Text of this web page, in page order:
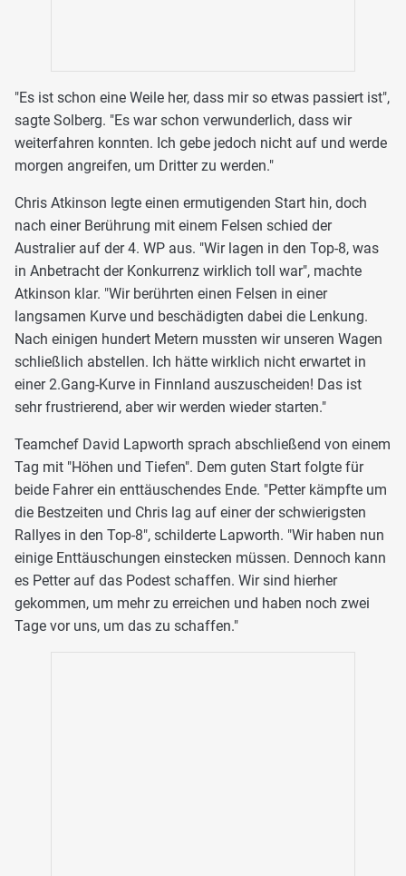
"Es ist schon eine Weile her, dass mir so etwas passiert ist",
sagte Solberg. "Es war schon verwunderlich, dass wir
weiterfahren konnten. Ich gebe jedoch nicht auf und werde
morgen angreifen, um Dritter zu werden."
Chris Atkinson legte einen ermutigenden Start hin, doch
nach einer Berührung mit einem Felsen schied der
Australier auf der 4. WP aus. "Wir lagen in den Top-8, was
in Anbetracht der Konkurrenz wirklich toll war", machte
Atkinson klar. "Wir berührten einen Felsen in einer
langsamen Kurve und beschädigten dabei die Lenkung.
Nach einigen hundert Metern mussten wir unseren Wagen
schließlich abstellen. Ich hätte wirklich nicht erwartet in
einer 2.Gang-Kurve in Finnland auszuscheiden! Das ist
sehr frustrierend, aber wir werden wieder starten."
Teamchef David Lapworth sprach abschließend von einem
Tag mit "Höhen und Tiefen". Dem guten Start folgte für
beide Fahrer ein enttäuschendes Ende. "Petter kämpfte um
die Bestzeiten und Chris lag auf einer der schwierigsten
Rallyes in den Top-8", schilderte Lapworth. "Wir haben nun
einige Enttäuschungen einstecken müssen. Dennoch kann
es Petter auf das Podest schaffen. Wir sind hierher
gekommen, um mehr zu erreichen und haben noch zwei
Tage vor uns, um das zu schaffen."